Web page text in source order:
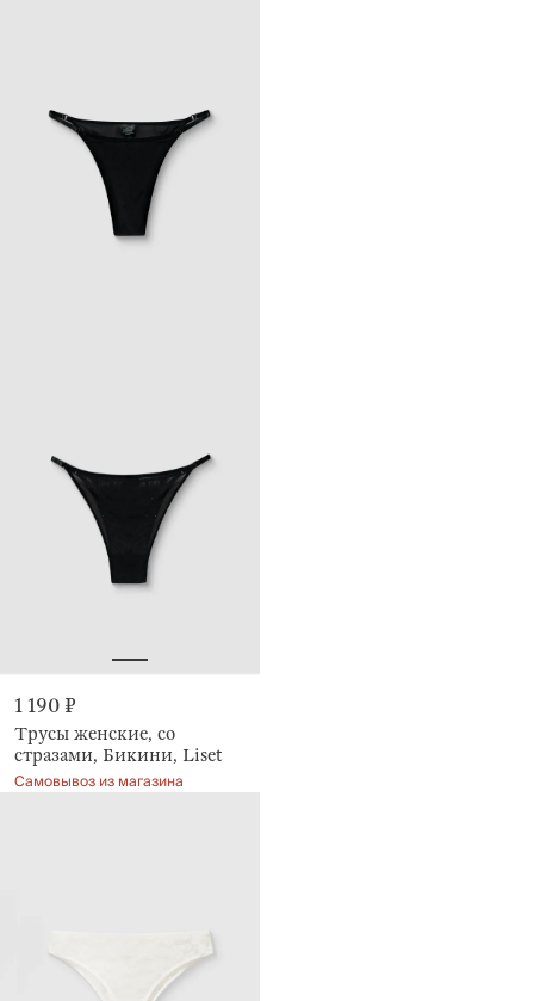
1 190 ₽
Трусы женские, со
стразами, Бикини, Liset
Самовывоз из магазина